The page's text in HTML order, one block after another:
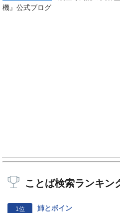
機』公式ブログ
ことば検索ランキン
1位 姉とボイン